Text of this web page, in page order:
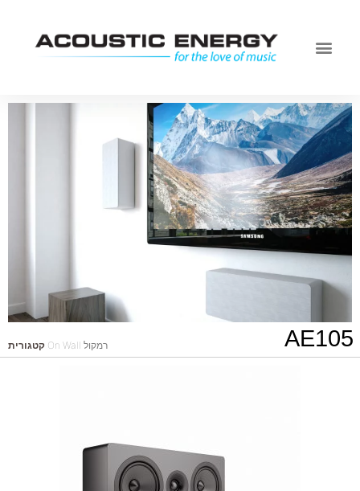
קטגורית On Wall רמקול AE105